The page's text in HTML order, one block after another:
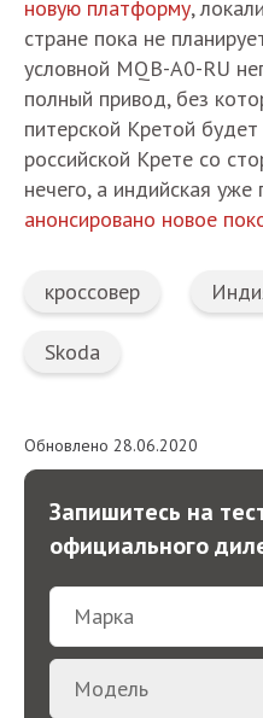
новую платформу,
стране пока не
условной MQB-A0-RU
полный привод, без
питерской Кретой
российской Крете со
нечего, а индийская уже
анонсировано новое
кроссовер
Skoda
Обновлено 28.06.2020
Запишитесь на
официального